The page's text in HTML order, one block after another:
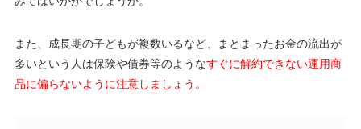
また、成長期の子どもが複数いるなど、まとまったお金の流出が
多いという人は保険や債券等のようなすぐに解約できない運用商
品に偏らないように注意しましょう。